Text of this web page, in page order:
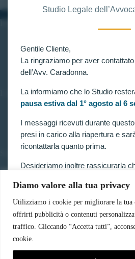
Diamo valore alla tua privacy
Utilizziamo i cookie per migliorare la tua
offrirti pubblicità o contenuti
traffico. Cliccando “Accetta tutti”,
cookie.
Studio Legale
Gentile Cliente,
La ringraziamo per aver
dell’Avv. Caradonna.
La informiamo che lo Studio
pausa estiva dal 1° agosto al 6
I messaggi ricevuti durante
presi in carico alla riapertura e
ricontattarla quanto prima.
Desideriamo inoltre rassicurarla
processuali prevista dalla legge.
Pertanto, nella generalità dei
ricorsi, impugnazioni e agli altri
processuali, compresi quelli
sospesi.
Chi siamo
Contatti
LINK UTILI
Prenota consulenza
Privacy e Cookie Policy
Forze armate e polizia
Concorsi pubblici
Pubblico impiego
Contratti con la pubblica
Vittime del dovere ed equiparati
CONTATTI